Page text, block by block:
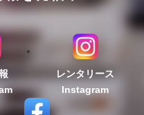
レンタリース
Instagram